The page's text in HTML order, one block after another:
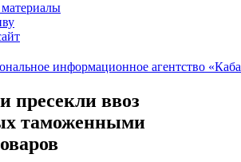
пресекли ввоз
таможенными